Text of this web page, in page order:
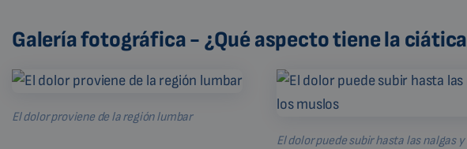
Galería fotográfica - ¿Qué aspecto tiene la
El dolor proviene de la región lumbar
El dolor puede subir hasta las nalgas